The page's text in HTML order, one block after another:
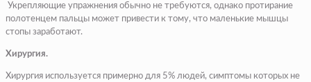
Укрепляющие упражнения обычно не требуются, однако протирание
полотенцем пальцы может привести к тому, что маленькие мышцы
стопы заработают.
Хирургия.
Хирургия используется примерно для 5% людей, симптомы которых не